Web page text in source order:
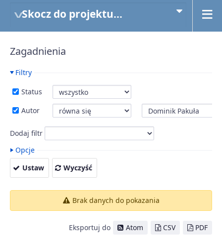
Skocz do projektu...
Zagadnienia
Filtry
Status
Autor
Dodaj filtr
Opcje
Ustaw
Wyczyść
Brak danych do pokazania
Eksportuj do Atom CSV PDF